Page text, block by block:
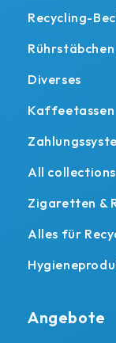
Recycling-
Diverses
Kaffeetassen
All collections
Zigaretten &
Alles für
Angebote